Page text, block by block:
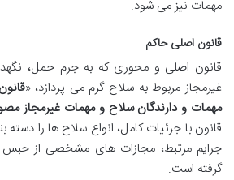
مهمات نیز می شود.
قانون اصلی حاکم
قانون اصلی و محوری که به جرم حمل،
غیرمجاز مربوط به سلاح گرم می پردازد، «
مهمات و دارندگان سلاح و مهمات غیرمجاز مصوب
قانون با جزئیات کامل، انواع سلاح ها را
جرایم مرتبط، مجازات های مشخصی از حبس
گرفته است.